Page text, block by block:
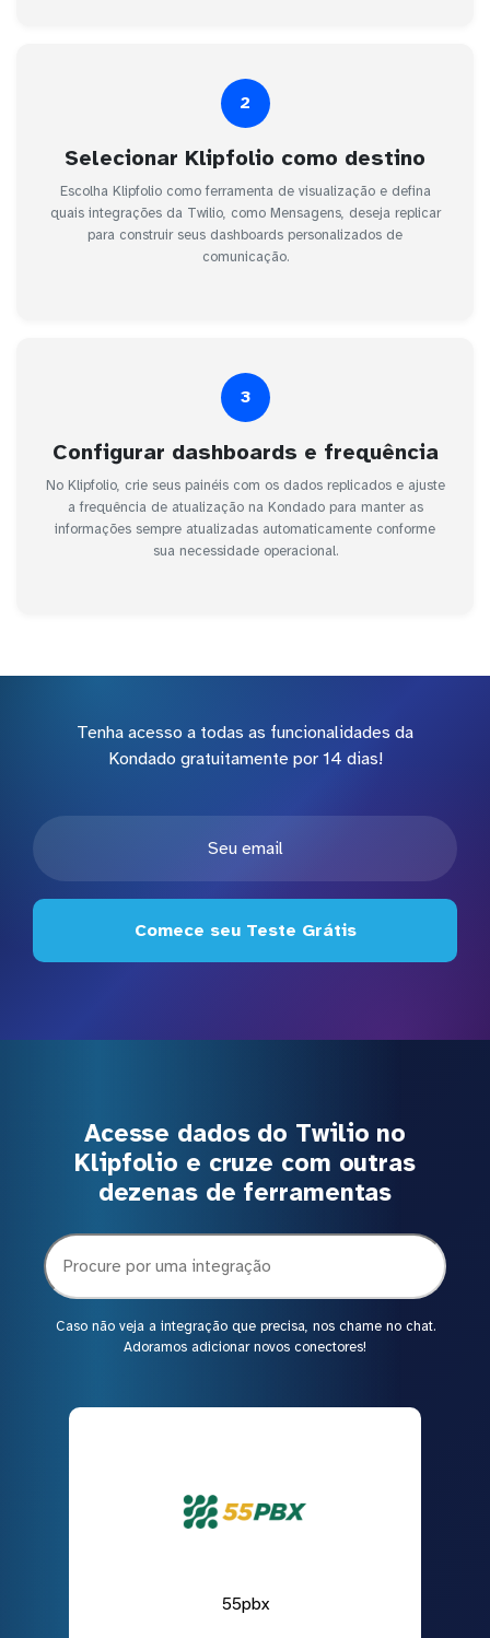
2
Selecionar Klipfolio como destino
Escolha Klipfolio como ferramenta de visualização e defina
quais integrações da Twilio, como Mensagens, deseja replicar
para construir seus dashboards personalizados de
comunicação.
3
Configurar dashboards e frequência
No Klipfolio, crie seus painéis com os dados replicados e ajuste
a frequência de atualização na Kondado para manter as
informações sempre atualizadas automaticamente conforme
sua necessidade operacional.
Tenha acesso a todas as funcionalidades da
Kondado gratuitamente por 14 dias!
Comece seu Teste Grátis
Acesse dados do Twilio no
Klipfolio e cruze com outras
dezenas de ferramentas
Caso não veja a integração que precisa, nos chame no chat.
Adoramos adicionar novos conectores!
55pbx